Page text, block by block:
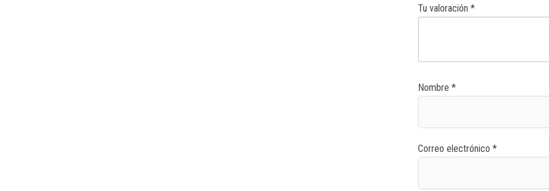
Tu valoración*
Nombre*
Correo electrónico*